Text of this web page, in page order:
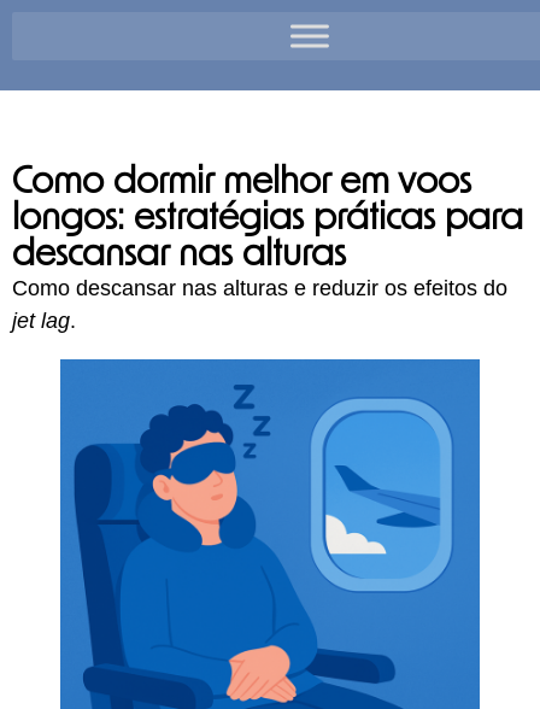
Como dormir melhor em voos
longos: estratégias práticas para
descansar nas alturas
Como descansar nas alturas e reduzir os efeitos do
jet lag.